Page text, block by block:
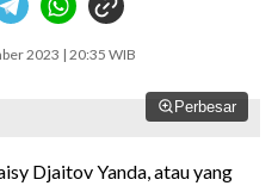
2023 | 20:35 WIB
Perbesar
Djaitov Yanda, atau yang